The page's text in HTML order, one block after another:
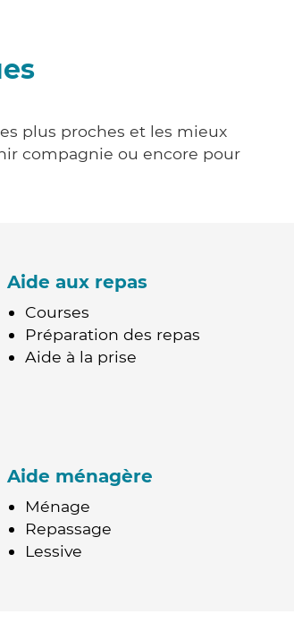
plus proches et les mieux
compagnie ou encore pour
Aide aux repas
Courses
Préparation des repas
Aide à la prise
Aide ménagère
Ménage
Repassage
Lessive